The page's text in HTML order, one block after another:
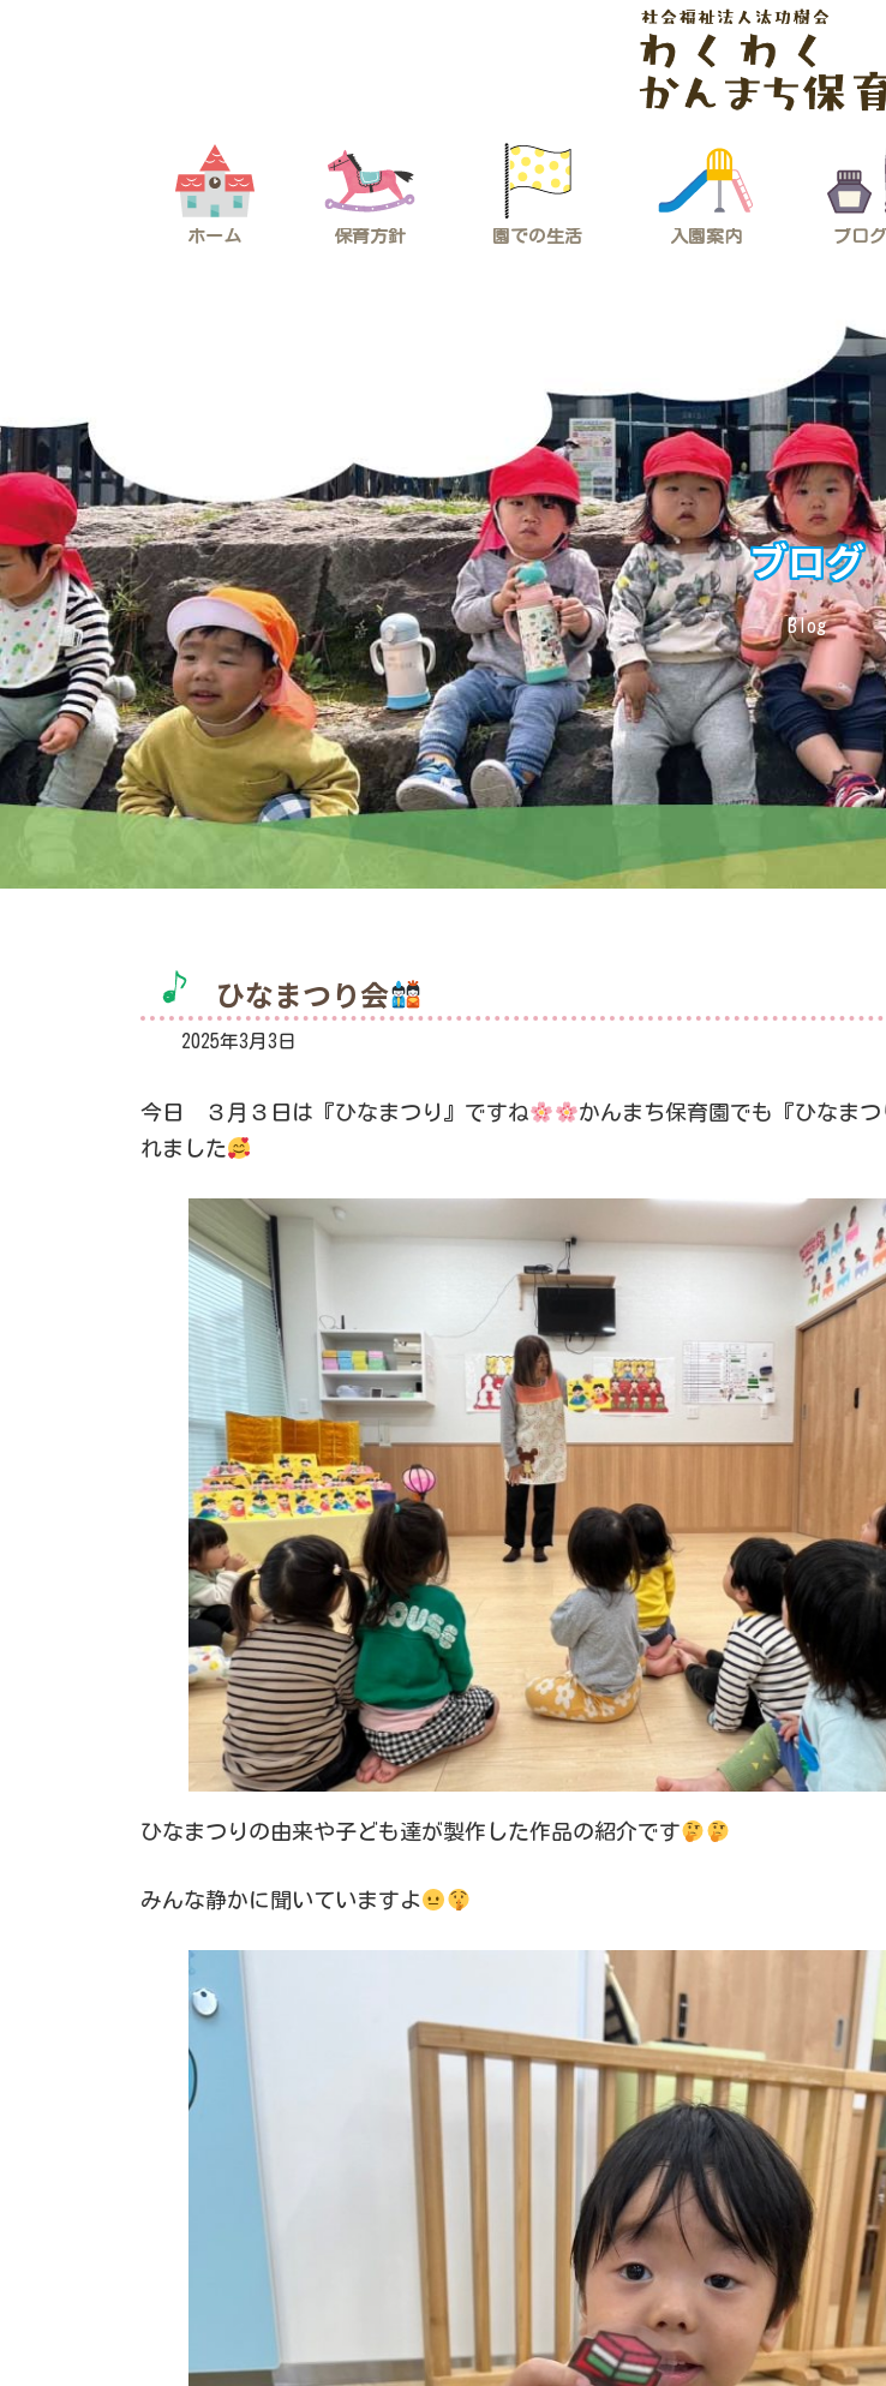
ホーム 保育方針 園での生活 入園案内 ブログ
ブログ
Blog
ひなまつり会
2025年3月3日
今日 ３月３日は『ひなまつり』ですね
かんまち保育園でも『ひなま
れました
ひなまつりの由来や子ども達が製作した作品の紹介です
みんな静かに聞いていますよ